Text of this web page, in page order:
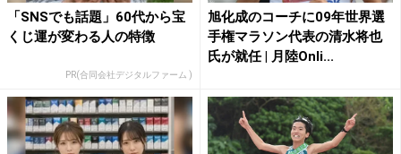
「SNSでも話題」60代から宝
くじ運が変わる人の特徴
PR(合同会社デジタルファーム )
旭化成のコーチに09年世界選
手権マラソン代表の清水将也
氏が就任 | 月陸Onli...